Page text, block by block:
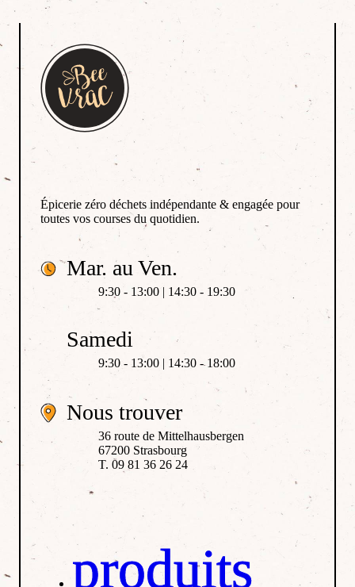
Épicerie zéro déchets indépendante & engagée pour
toutes vos courses du quotidien.
Mar. au Ven.
9:30 - 13:00 | 14:30 - 19:30
Samedi
9:30 - 13:00 | 14:30 - 18:00
Nous trouver
36 route de Mittelhausbergen
67200 Strasbourg
T. 09 81 36 26 24
produits